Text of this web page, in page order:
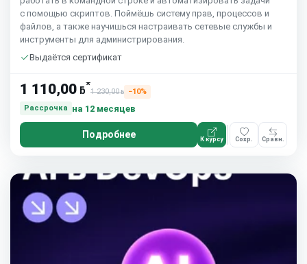
с помощью скриптов. Поймёшь систему прав, процессов и
файлов, а также научишься настраивать сетевые службы и
инструменты для администрирования.
Выдаётся сертификат
1 110,00 ƃ*
1 230,00ƃ
−10%
Рассрочка
на 12 месяцев
Подробнее К курсу Сохр. Сравн.